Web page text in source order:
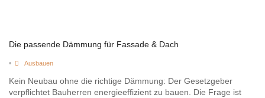
Die passende Dämmung für Fassade & Dach
• Ausbauen
Kein Neubau ohne die richtige Dämmung: Der Gesetzgeber
verpflichtet Bauherren energieeffizient zu bauen. Die Frage ist